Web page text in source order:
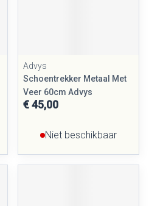
Advys
Schoentrekker Metaal Met
Veer 60cm Advys
€ 45,00
Niet beschikbaar